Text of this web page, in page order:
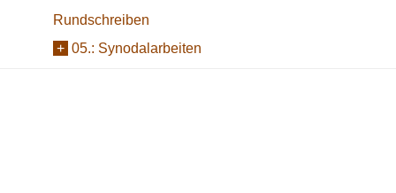
Rundschreiben
+ 05.: Synodalarbeiten